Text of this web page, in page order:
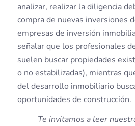
analizar, realizar la diligencia
compra de nuevas inversiones
empresas de inversión
señalar que los profesionales
suelen buscar propiedades
o no estabilizadas), mientras
del desarrollo inmobiliario
oportunidades de construcción.
Te invitamos a leer